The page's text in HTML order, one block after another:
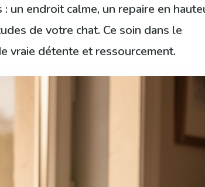
un endroit calme, un repaire en
de votre chat. Ce soin dans le
vraie détente et ressourcement.